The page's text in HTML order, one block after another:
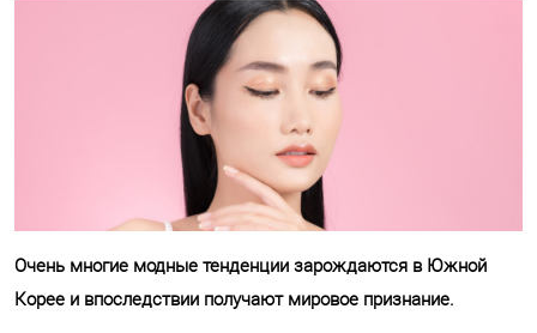
Очень многие модные тенденции зарождаются в Южной
Корее и впоследствии получают мировое признание.